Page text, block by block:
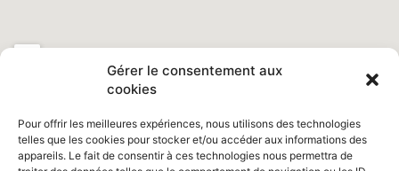
Gérer le consentement aux
cookies
Pour offrir les meilleures expériences, nous utilisons des technologies
telles que les cookies pour stocker et/ou accéder aux informations des
appareils. Le fait de consentir à ces technologies nous permettra de
Retrouvez nous sur Facebook " Ville de Saint Clair du Rhône